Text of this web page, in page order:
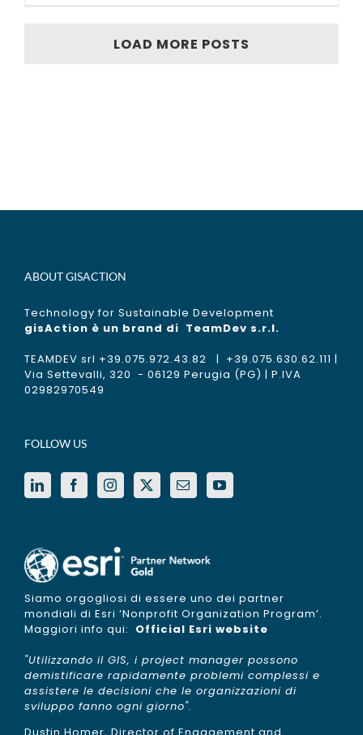
LOAD MORE POSTS
ABOUT GISACTION
Technology for Sustainable Development
gisAction è un brand di TeamDev s.r.l.
TEAMDEV srl +39.075.972.43.82 | +39.075.630.62.111 |
Via Settevalli, 320 - 06129 Perugia (PG) | P.IVA
02982970549
FOLLOW US
Siamo orgogliosi di essere uno dei partner
mondiali di Esri ‘Nonprofit Organization Program’.
Maggiori info qui: Official Esri website
"Utilizzando il GIS, i project manager possono
demistificare rapidamente problemi complessi e
assistere le decisioni che le organizzazioni di
sviluppo fanno ogni giorno".